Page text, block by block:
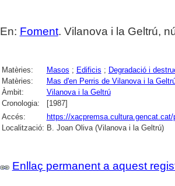
En: Foment. Vilanova i la Geltrú,
Matèries: Masos ; Edificis ; Degradació i
Matèries:
Mas d'en Perris de Vilanova i la
Àmbit:
Vilanova i la Geltrú
Cronologia:
[1987]
Accés:
https://
Localització: B. Joan Oliva (Vilanova i la Geltrú)
Enllaç permanent a aquest